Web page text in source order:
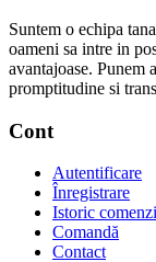
Suntem o echipa
oameni sa intre in
avantajoase. Punem
promptitudine si
Cont
Autentificare
Înregistrare
Istoric comenzi
Comandă
Contact